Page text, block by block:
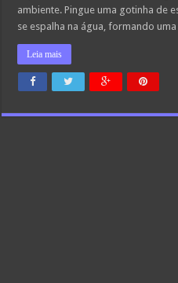
ambiente. Pingue uma gotinha de
se espalha na água, formando uma
Leia mais